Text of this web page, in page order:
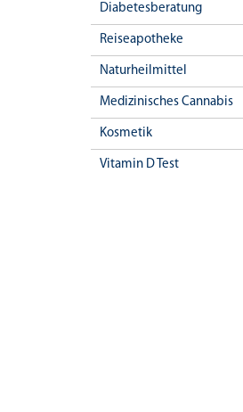
Diabetesberatung
Reiseapotheke
Naturheilmittel
Medizinisches Cannabis
Kosmetik
Vitamin D Test